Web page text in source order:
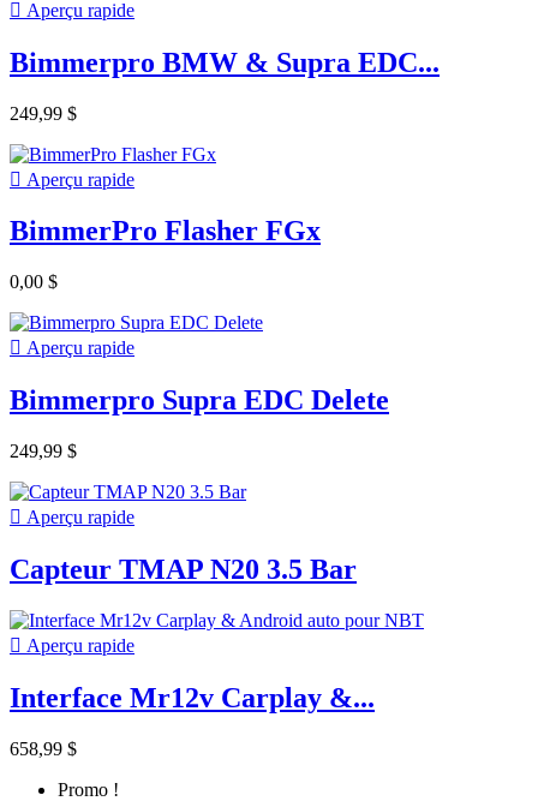
 Aperçu rapide
Bimmerpro BMW & Supra EDC...
249,99 $
 Aperçu rapide
BimmerPro Flasher FGx
0,00 $
 Aperçu rapide
Bimmerpro Supra EDC Delete
249,99 $
 Aperçu rapide
Capteur TMAP N20 3.5 Bar
 Aperçu rapide
Interface Mr12v Carplay &...
658,99 $
Promo !